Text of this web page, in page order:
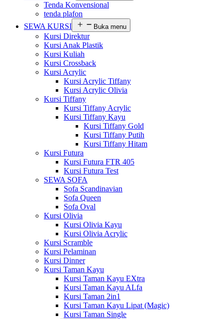
Tenda Konvensional
tenda plafon
SEWA KURSI
Buka menu
Kursi Direktur
Kursi Anak Plastik
Kursi Kuliah
Kursi Crossback
Kursi Acrylic
Kursi Acrylic Tiffany
Kursi Acrylic Olivia
Kursi Tiffany
Kursi Tiffany Acrylic
Kursi Tiffany Kayu
Kursi Tiffany Gold
Kursi Tiffany Putih
Kursi Tiffany Hitam
Kursi Futura
Kursi Futura FTR 405
Kursi Futura Test
SEWA SOFA
Sofa Scandinavian
Sofa Queen
Sofa Oval
Kursi Olivia
Kursi Olivia Kayu
Kursi Olivia Acrylic
Kursi Scramble
Kursi Pelaminan
Kursi Dinner
Kursi Taman Kayu
Kursi Taman Kayu EXtra
Kursi Taman Kayu ALfa
Kursi Taman 2in1
Kursi Taman Kayu Lipat (Magic)
Kursi Taman Single